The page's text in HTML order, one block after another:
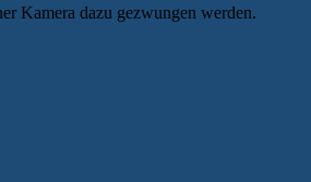
Kamera dazu gezwungen werden.